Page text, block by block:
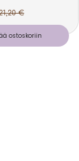
€
ostoskoriin